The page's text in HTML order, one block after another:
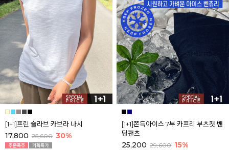
[1+1]프린 슬라브 카브라 나시
17,800 25,600 30%
[1+1]쫀득아이스 7부 카프리 부츠컷 밴
딩팬츠
25,200 29,600 15%